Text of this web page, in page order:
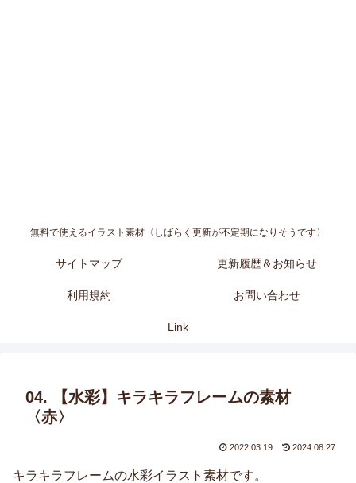
無料で使えるイラスト素材〈しばらく更新が不定期になりそうです〉
サイトマップ 更新履歴＆お知らせ
利用規約 お問い合わせ
Link
04. 【水彩】キラキラフレームの素材
〈赤〉
2022.03.19 2024.08.27
キラキラフレームの水彩イラスト素材です。